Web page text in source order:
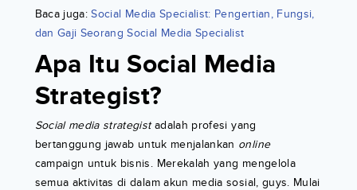
Baca juga:Social Media Specialist: Pengertian, Fungsi,
dan Gaji Seorang Social Media Specialist
Apa Itu Social Media
Strategist?
Social media strategistadalah profesi yang
bertanggung jawab untuk menjalankan online
campaign untuk bisnis. Merekalah yang mengelola
semua aktivitas di dalam akun media sosial, guys. Mulai